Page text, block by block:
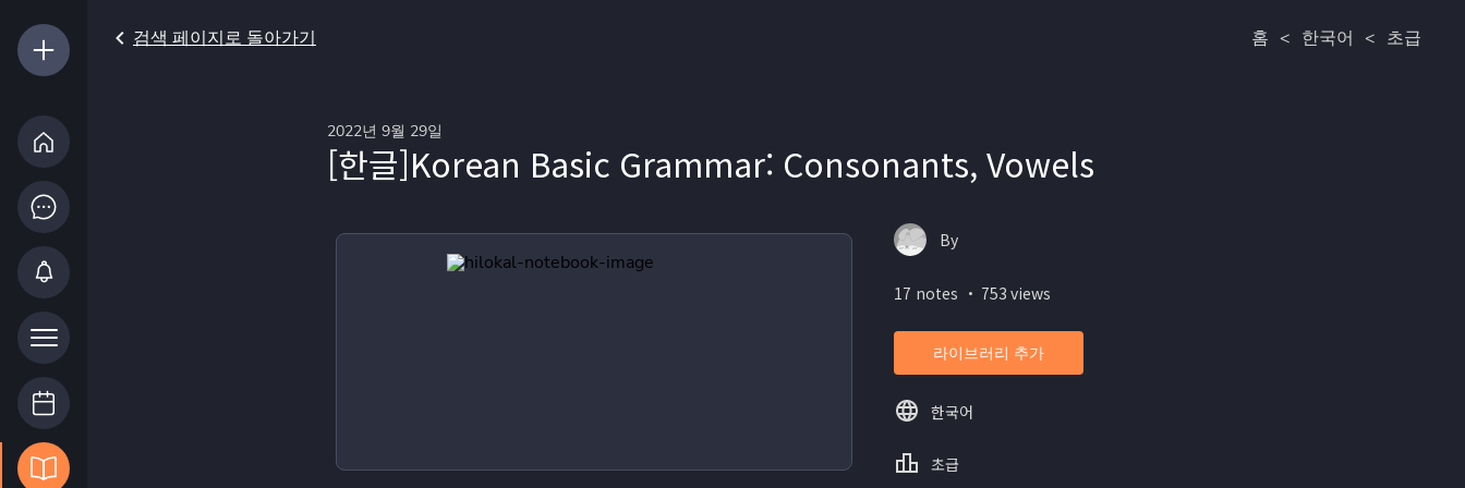
검색 페이지로 돌아가기 홈 < 한국어 < 초급
2022년 9월 29일
[한글]Korean Basic Grammar: Consonants, Vowels
By
17 notes ・ 753 views
라이브러리 추가
한국어
초급